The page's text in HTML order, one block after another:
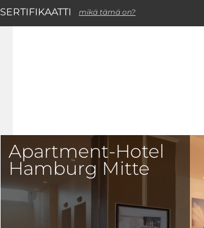
Apartment-Hotel
Hamburg Mitte
SERTIFIKAATTI mikä tämä on?